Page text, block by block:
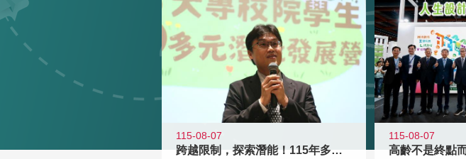
115-08-07
跨越限制，探索潛能！115年多元潛
115-08-07